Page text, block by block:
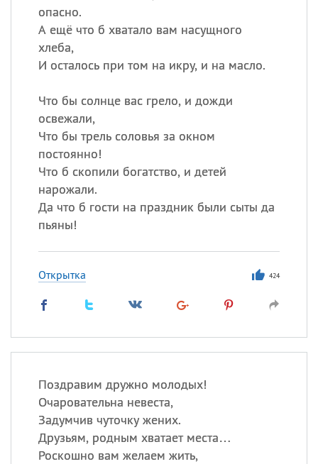
опасно.
А ещё что б хватало вам насущного
хлеба,
И осталось при том на икру, и на масло.
Что бы солнце вас грело, и дожди
освежали,
Что бы трель соловья за окном
постоянно!
Что б скопили богатство, и детей
нарожали.
Да что б гости на праздник были сыты да
пьяны!
Открытка 424
Поздравим дружно молодых!
Очаровательна невеста,
Задумчив чуточку жених.
Друзьям, родным хватает места…
Роскошно вам желаем жить,